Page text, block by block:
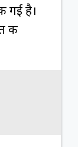
गई है।
की